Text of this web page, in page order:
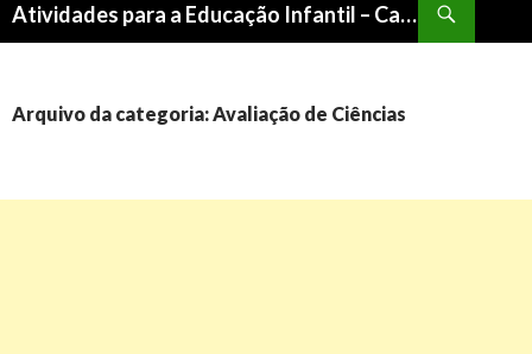
Atividades para a Educação Infantil – Cantinho do Saber
CONTEÚDO
Arquivo da categoria: Avaliação de Ciências